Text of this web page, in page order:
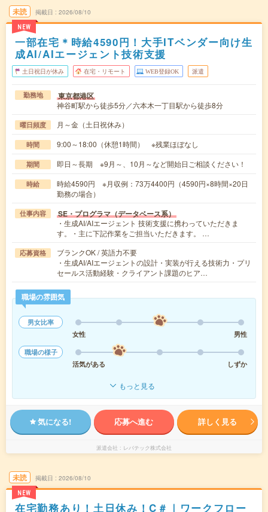
未読
NEW
掲載日 2026/08/10
一部在宅＊時給4590円！大手ITベンダー向け生
成AI/AIエージェント技術支援
土日祝日が休み 在宅・リモート WEB登録OK 派遣
勤務地 東京都港区
神谷町駅から徒歩5分／六本木一丁目駅から徒歩8分
曜日頻度 月～金（土日祝休み）
時間 9:00～18:00（休憩1時間） ※残業ほぼなし
期間 即日～長期 ※9月～、10月～など開始日ご相談ください！
時給
時給4590円 ※月収例：73万4400円（4590円×8時間×20日
勤務の場合）
仕事内容 SE・プログラマ（データベース系）
・生成AI/AIエージェント 技術支援に携わっていただきま
す。・主に下記作業をご担当いただきます。 …
応募資格
ブランクOK / 英語力不要
・生成AI/AIエージェントの設計・実装が行える技術力・プリ
セールス活動経験・クライアント課題のヒア…
職場の雰囲気
男女比率
女性
男性
職場の様子
活気がある
しずか
もっと見る
気になる! 応募へ進む 詳しく見る
派遣会社 レバテック株式会社
未読
NEW
掲載日 2026/08/10
在宅勤務あり！土日休み！C＃｜ワークフロー